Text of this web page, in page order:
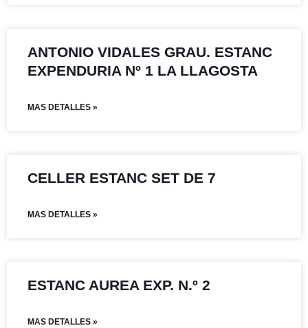
ANTONIO VIDALES GRAU. ESTANC
EXPENDURIA Nº 1 LA LLAGOSTA
MAS DETALLES »
CELLER ESTANC SET DE 7
MAS DETALLES »
ESTANC AUREA EXP. N.º 2
MAS DETALLES »